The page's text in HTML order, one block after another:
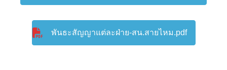
พันธะสัญญาแต่ละฝ่าย-สน.สายไหม.pdf